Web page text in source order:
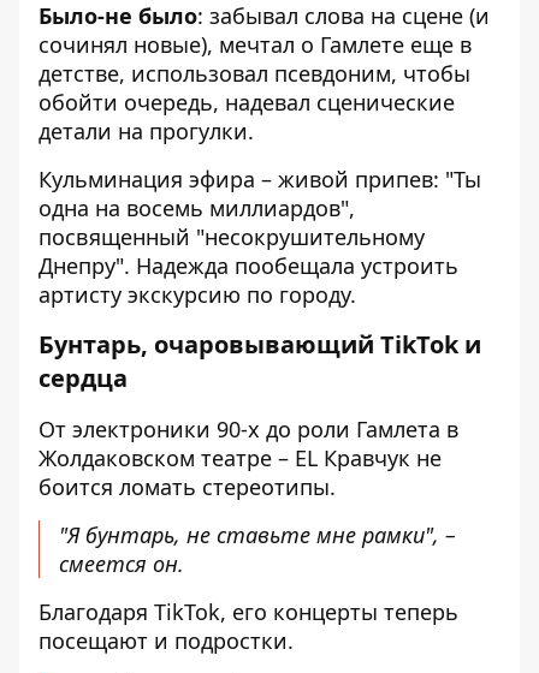
Было-не было: забывал слова на сцене (и
сочинял новые), мечтал о Гамлете еще в
детстве, использовал псевдоним, чтобы
обойти очередь, надевал сценические
детали на прогулки.
Кульминация эфира – живой припев: "Ты
одна на восемь миллиардов",
посвященный "несокрушительному
Днепру". Надежда пообещала устроить
артисту экскурсию по городу.
Бунтарь, очаровывающий TikTok и
сердца
От электроники 90-х до роли Гамлета в
Жолдаковском театре – EL Кравчук не
боится ломать стереотипы.
"Я бунтарь, не ставьте мне рамки", –
смеется он.
Благодаря TikTok, его концерты теперь
посещают и подростки.